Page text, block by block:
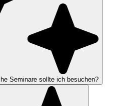
Seminare sollte ich besuchen?